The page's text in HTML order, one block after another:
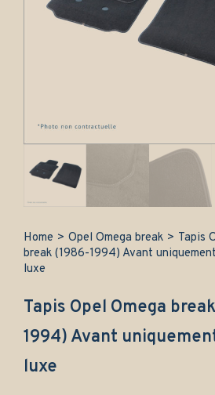
Home > Opel Omega break > Tapis
break (1986-1994) Avant
luxe
Tapis Opel Omega
1994) Avant
luxe